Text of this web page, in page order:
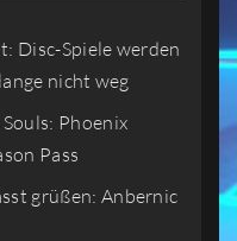
Disc-Spiele werden
nicht weg
Phoenix
Pass
grüßen: Anbernic